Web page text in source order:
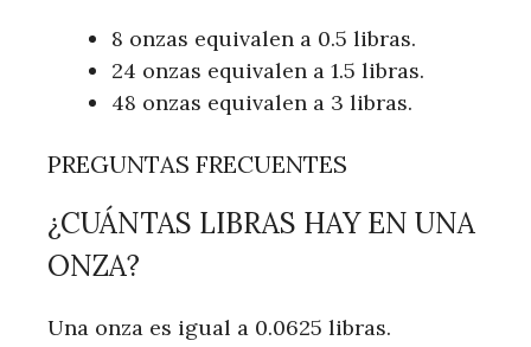
8 onzas equivalen a 0.5 libras.
24 onzas equivalen a 1.5 libras.
48 onzas equivalen a 3 libras.
PREGUNTAS FRECUENTES
¿CUÁNTAS LIBRAS HAY EN UNA
ONZA?
Una onza es igual a 0.0625 libras.